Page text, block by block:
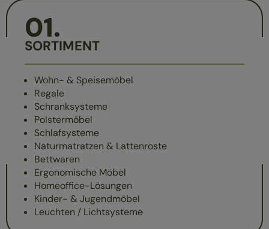
01.
SORTIMENT
Wohn- & Speisemöbel
Regale
Schranksysteme
Polstermöbel
Schlafsysteme
Naturmatratzen & Lattenroste
Bettwaren
Ergonomische Möbel
Homeoffice-Lösungen
Kinder- & Jugendmöbel
Leuchten / Lichtsysteme